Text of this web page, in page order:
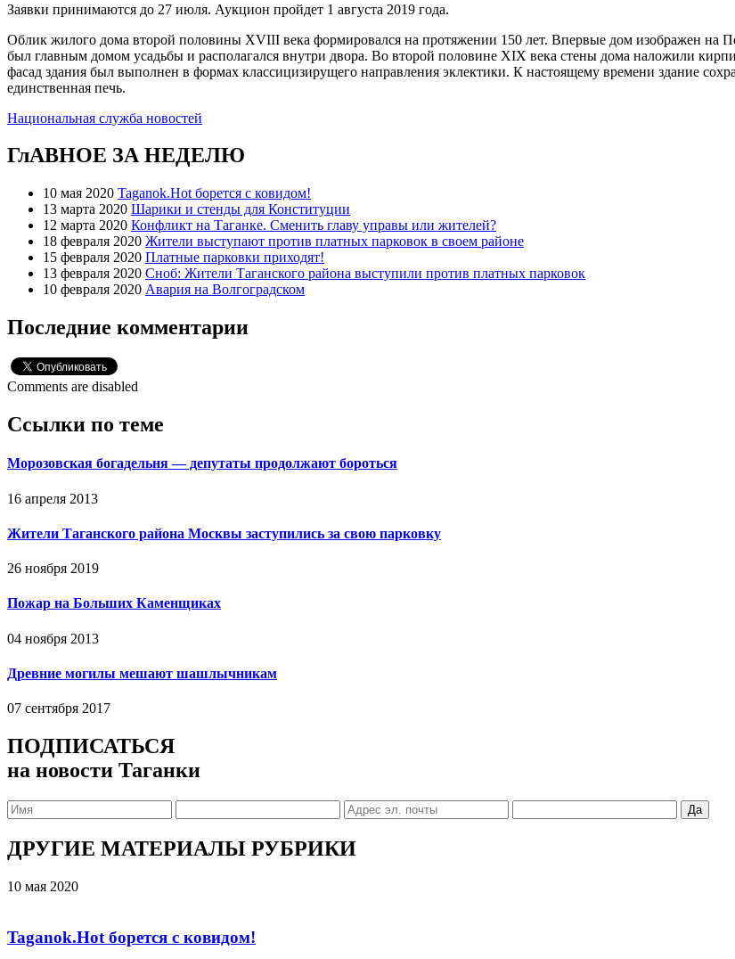
Заявки принимаются до 27 июля. Аукцион пройдет 1 августа 2019 года.
Облик жилого дома второй половины XVIII века формировался на протяжении 150 лет. Впервые дом изображен на
был главным домом усадьбы и располагался внутри двора. Во второй половине XIX века стены дома наложили
фасад здания был выполнен в формах классицизирущего направления эклектики. К настоящему времени здание
единственная печь.
Национальная служба новостей
ГлАВНОЕ ЗА НЕДЕЛЮ
10 мая 2020 Taganok.Hot борется с ковидом!
13 марта 2020 Шарики и стенды для Конституции
12 марта 2020 Конфликт на Таганке. Сменить главу управы или жителей?
18 февраля 2020 Жители выступают против платных парковок в своем районе
15 февраля 2020 Платные парковки приходят!
13 февраля 2020 Сноб: Жители Таганского района выступили против платных парковок
10 февраля 2020 Авария на Волгоградском
Последние комментарии
Comments are disabled
Ссылки по теме
Морозовская богадельня — депутаты продолжают бороться
16 апреля 2013
Жители Таганского района Москвы заступились за свою парковку
26 ноября 2019
Пожар на Больших Каменщиках
04 ноября 2013
Древние могилы мешают шашлычникам
07 сентября 2017
ПОДПИСАТЬСЯ
на новости Таганки
ДРУГИЕ МАТЕРИАЛЫ РУБРИКИ
10 мая 2020
Taganok.Hot борется с ковидом!